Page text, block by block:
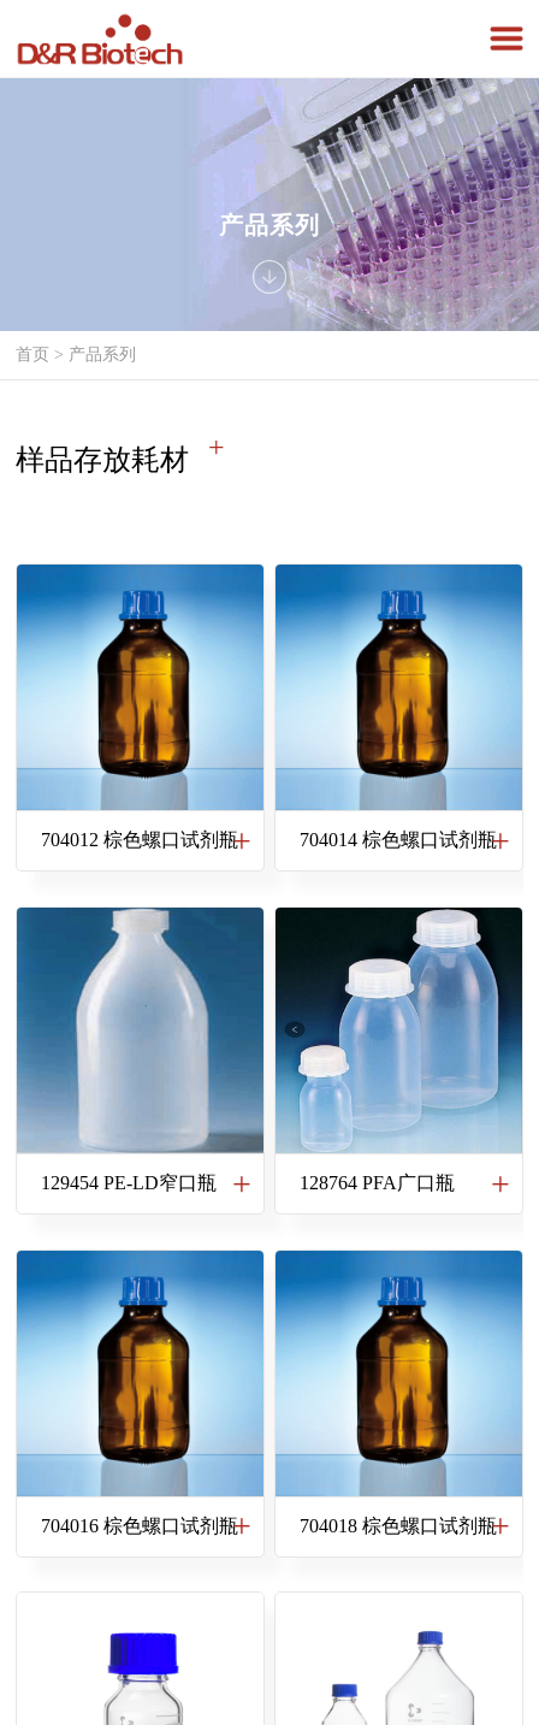
产品系列
首页 > 产品系列
样品存放耗材
704012 棕色螺口试剂瓶 704014 棕色螺口试剂瓶
129454 PE-LD窄口瓶 128764 PFA广口瓶
704016 棕色螺口试剂瓶 704018 棕色螺口试剂瓶